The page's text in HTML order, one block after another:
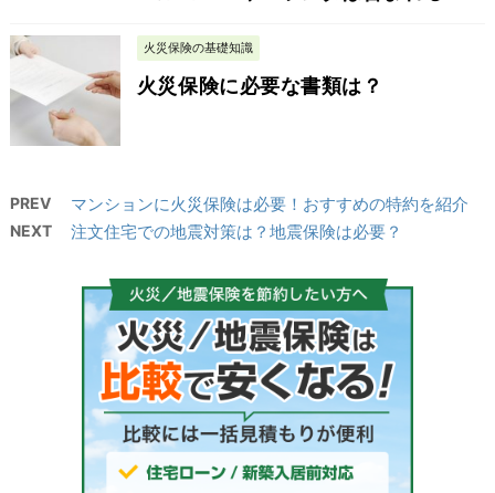
火災保険の基礎知識
火災保険に必要な書類は？
PREV マンションに火災保険は必要！おすすめの特約を紹介
NEXT 注文住宅での地震対策は？地震保険は必要？